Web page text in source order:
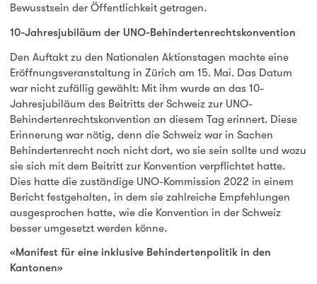
Bewusstsein der Öffentlichkeit getragen.
10-Jahresjubiläum der UNO-Behindertenrechtskonvention
Den Auftakt zu den Nationalen Aktionstagen machte eine
Eröffnungsveranstaltung in Zürich am 15. Mai. Das Datum
war nicht zufällig gewählt: Mit ihm wurde an das 10-
Jahresjubiläum des Beitritts der Schweiz zur UNO-
Behindertenrechtskonvention an diesem Tag erinnert. Diese
Erinnerung war nötig, denn die Schweiz war in Sachen
Behindertenrecht noch nicht dort, wo sie sein sollte und wozu
sie sich mit dem Beitritt zur Konvention verpflichtet hatte.
Dies hatte die zuständige UNO-Kommission 2022 in einem
Bericht festgehalten, in dem sie zahlreiche Empfehlungen
ausgesprochen hatte, wie die Konvention in der Schweiz
besser umgesetzt werden könne.
«Manifest für eine inklusive Behindertenpolitik in den
Kantonen»